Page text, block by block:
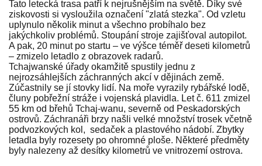
Tato letecká trasa patří k nejrušnějším na světě. Díky své
ziskovosti si vysloužila označení "zlatá stezka". Od vzletu
uplynulo několik minut a všechno probíhalo bez
jakýchkoliv problémů. Stoupání stroje zajišťoval autopilot.
A pak, 20 minut po startu – ve výšce téměř deseti kilometrů
– zmizelo letadlo z obrazovek radarů.
Tchajwanské úřady okamžitě spustily jednu z
nejrozsáhlejších záchranných akcí v dějinách země.
Zúčastnily se jí stovky lidí. Na moře vyrazily rybářské lodě,
čluny pobřežní stráže i vojenská plavidla. Let č. 611 zmizel
55 km od břehů Tchaj-wanu, severně od Peskadorských
ostrovů. Záchranáři brzy našli velké množství trosek včetně
podvozkových kol, sedaček a plastového nádobí. Zbytky
letadla byly rozesety po ohromné ploše. Některé předměty
byly nalezeny až desítky kilometrů ve vnitrozemí ostrova.